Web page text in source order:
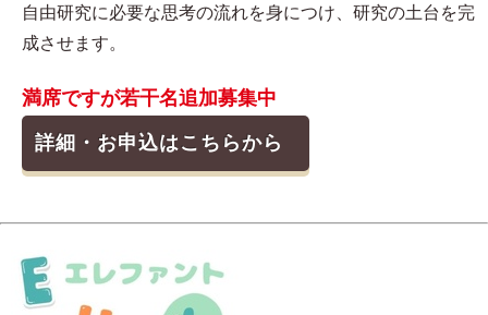
自由研究に必要な思考の流れを身につけ、研究の土台を完
成させます。
満席ですが若干名追加募集中
詳細・お申込はこちらから